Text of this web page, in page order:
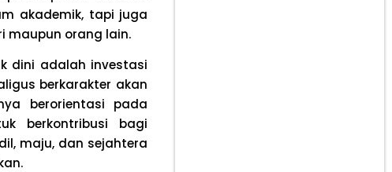
akademik, tapi juga
maupun orang lain.
dini adalah investasi
berkarakter akan
berorientasi pada
berkontribusi bagi
maju, dan sejahtera